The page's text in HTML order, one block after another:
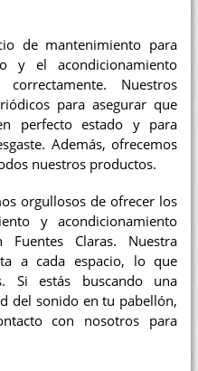
de mantenimiento para
y el acondicionamiento
Nuestros
para asegurar que
perfecto estado y para
Además, ofrecemos
nuestros productos.
orgullosos de ofrecer los
y acondicionamiento
Claras. Nuestra
a cada espacio, lo que
Si estás buscando una
del sonido en tu pabellón,
con nosotros para